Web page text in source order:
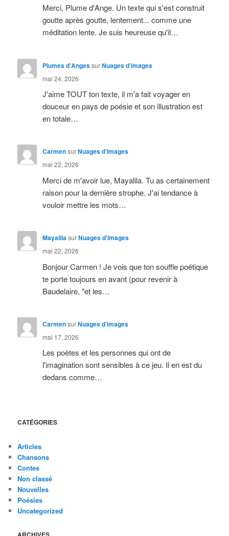
Merci, Plume d'Ange. Un texte qui s'est construit
goutte après goutte, lentement... comme une
méditation lente. Je suis heureuse qu'il…
Plumes d'AngessurNuages d’images
mai 24, 2026
J'aime TOUT ton texte, il m'a fait voyager en
douceur en pays de poésie et son illustration est
en totale…
CarmensurNuages d’images
mai 22, 2026
Merci de m'avoir lue, Mayalila. Tu as certainement
raison pour la dernière strophe. J'ai tendance à
vouloir mettre les mots…
MayalilasurNuages d’images
mai 22, 2026
Bonjour Carmen ! Je vois que ton souffle poétique
te porte toujours en avant (pour revenir à
Baudelaire, "et les…
CarmensurNuages d’images
mai 17, 2026
Les poètes et les personnes qui ont de
l'imagination sont sensibles à ce jeu. Il en est du
dedans comme…
CATÉGORIES
Articles
Chansons
Contes
Non classé
Nouvelles
Poésies
Uncategorized